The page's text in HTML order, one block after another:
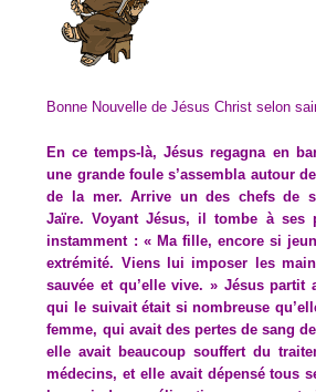
Bonne Nouvelle de Jésus Christ selon
En ce temps-là, Jésus regagna en
une grande foule s’assembla autour
de la mer. Arrive un des chefs de
Jaïre. Voyant Jésus, il tombe à ses
instamment : « Ma fille, encore si
extrémité. Viens lui imposer les
sauvée et qu’elle vive. » Jésus
qui le suivait était si nombreuse
femme, qui avait des pertes de sang
elle avait beaucoup souffert du
médecins, et elle avait dépensé tous